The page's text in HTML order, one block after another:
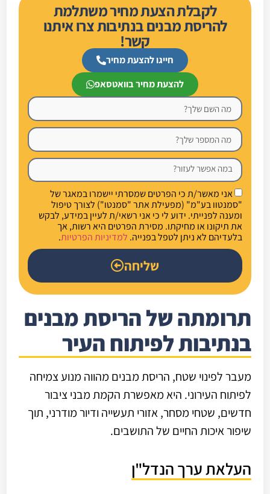
לקבלת הצעת מחיר משתלמת
להריסת מבנים בנתיבות צרו איתנו
קשר!
חייגו להצעת מחיר
להצעת מחיר בוואטסאפ
אני מאשר/ת כי הפרטים שמסרתי יישמרו במאגר של
"סמנטוו בע"מ" (מפעילת אתר "סמנטו") לצורך טיפול
ומענה לפנייתי. ידוע לי כי אני רשאי/ת לעיין במידע, לבקש
את תיקונו או מחיקתו. מסירת הפרטים היא רשות, אך
בלעדיהם לא ניתן לטפל בפנייה. למדיניות הפרטיות.
שליחה
תרומתה של הריסת מבנים
בנתיבות לפיתוח העיר
מעבר לפינוי שטח, הריסת מבנים מהווה מנוע צמיחה
לפיתוח העירוני. היא מאפשרת הקמת מבני ציבור
חדשים, שטחי מסחר, אזורי תעשייה ודיור מודרני, תוך
שיפור איכות החיים של התושבים.
העלאת ערך הנדל"ן